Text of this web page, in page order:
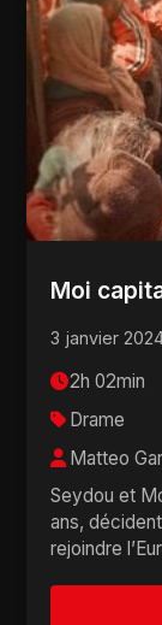
Moi
3 janvier
2h 02min
Drame
Matteo
Seydou et
ans,
rejoindre